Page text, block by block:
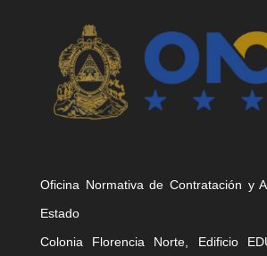
Oficina Normativa de Contratación y
Estado
Colonia Florencia Norte, Edificio